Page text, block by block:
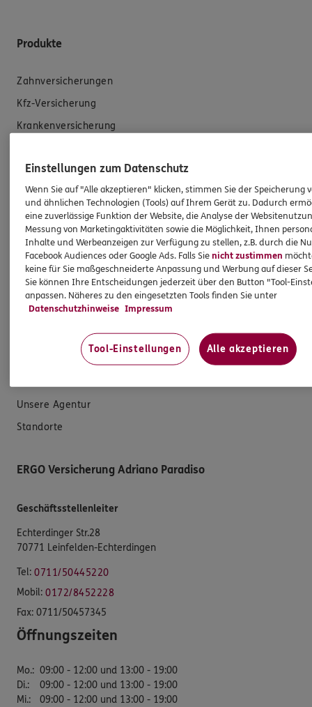
Produkte
Zahnversicherungen
Kfz-Versicherung
Krankenversicherung
Versicherungen für Geschäftskunden
Hilfe & Services
E-Mail schreiben
Schaden melden
Erstkontaktinformationen
EU-Offenlegungsvereinbarung
Datenverarbeitung
Das könnte Sie auch interessieren
Unsere Agentur
Standorte
ERGO Versicherung Adriano Paradiso
Geschäftsstellenleiter
Echterdinger Str.28
70771 Leinfelden-Echterdingen
Tel: 0711/50445220
Mobil: 0172/8452228
Fax: 0711/50457345
Öffnungszeiten
Mo.: 09:00 - 12:00 und 13:00 - 19:00
Di.:
09:00 - 12:00 und 13:00 - 19:00
Mi.:
09:00 - 12:00 und 13:00 - 19:00
Einstellungen zum Datenschutz
Wenn Sie auf "Alle akzeptieren" klicken, stimmen Sie der Speicherung
und ähnlichen Technologien (Tools) auf Ihrem Gerät zu. Dadurch
eine zuverlässige Funktion der Website, die Analyse der
Messung von Marketingaktivitäten sowie die Möglichkeit, Ihnen
Inhalte und Werbeanzeigen zur Verfügung zu stellen, z.B. durch die
Facebook Audiences oder Google Ads. Falls Sienicht zustimmen
keine für Sie maßgeschneiderte Anpassung und Werbung auf dieser
Sie können Ihre Entscheidungen jederzeit über den Button "Tool-
anpassen. Näheres zu den eingesetzten Tools finden Sie unter
Datenschutzhinweise Impressum
Tool-Einstellungen Alle akzeptieren